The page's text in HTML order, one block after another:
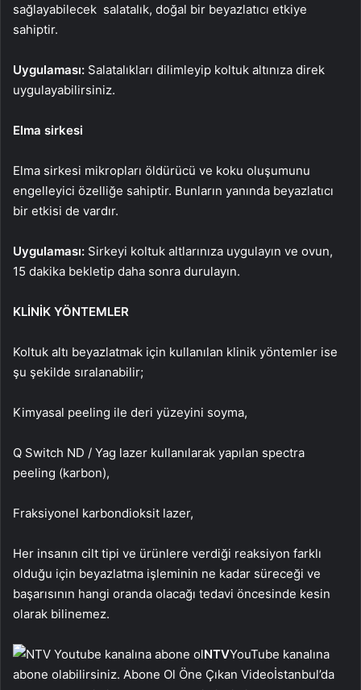
sağlayabilecek salatalık, doğal bir beyazlatıcı etkiye
sahiptir.
Uygulaması: Salatalıkları dilimleyip koltuk altınıza direk
uygulayabilirsiniz.
Elma sirkesi
Elma sirkesi mikropları öldürücü ve koku oluşumunu
engelleyici özelliğe sahiptir. Bunların yanında beyazlatıcı
bir etkisi de vardır.
Uygulaması: Sirkeyi koltuk altlarınıza uygulayın ve ovun,
15 dakika bekletip daha sonra durulayın.
KLİNİK YÖNTEMLER
Koltuk altı beyazlatmak için kullanılan klinik yöntemler ise
şu şekilde sıralanabilir;
Kimyasal peeling ile deri yüzeyini soyma,
Q Switch ND / Yag lazer kullanılarak yapılan spectra
peeling (karbon),
Fraksiyonel karbondioksit lazer,
Her insanın cilt tipi ve ürünlere verdiği reaksiyon farklı
olduğu için beyazlatma işleminin ne kadar süreceği ve
başarısının hangi oranda olacağı tedavi öncesinde kesin
olarak bilinemez.
NTVYouTube kanalına
abone olabilirsiniz. Abone Ol Öne Çıkan Videoİstanbul’da